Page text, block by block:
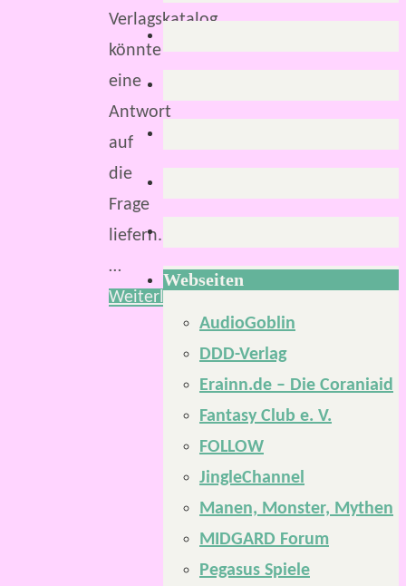
Verlagskatalog
könnte
eine
Antwort
auf
die
Frage
liefern.
…
Weiterlesen
Webseiten
AudioGoblin
DDD-Verlag
Erainn.de – Die Coraniaid
Fantasy Club e. V.
FOLLOW
JingleChannel
Manen, Monster, Mythen
MIDGARD Forum
Pegasus Spiele